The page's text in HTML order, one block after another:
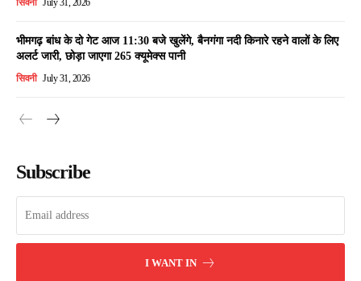
सिवनी July 31, 2026
भीमगढ़ बांध के दो गेट आज 11:30 बजे खुलेंगे, बैनगंगा नदी किनारे रहने वालों के लिए
अलर्ट जारी, छोड़ा जाएगा 265 क्यूमेक्स पानी
सिवनी July 31, 2026
Subscribe
I WANT IN